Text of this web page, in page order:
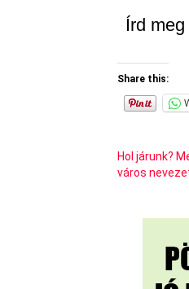
Írd
Share this:
Hol járunk?
város